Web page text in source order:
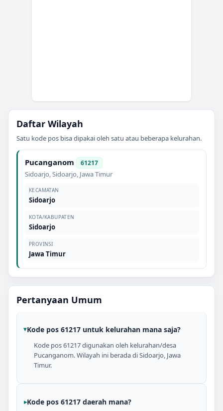
Daftar Wilayah
Satu kode pos bisa dipakai oleh satu atau beberapa kelurahan.
Pucanganom 61217
Sidoarjo,Sidoarjo, Jawa Timur
KECAMATAN
Sidoarjo
KOTA/KABUPATEN
Sidoarjo
PROVINSI
Jawa Timur
Pertanyaan Umum
Kode pos 61217 untuk kelurahan mana saja?
Kode pos 61217 digunakan oleh kelurahan/desa
Pucanganom. Wilayah ini berada di Sidoarjo, Jawa
Timur.
Kode pos 61217 daerah mana?